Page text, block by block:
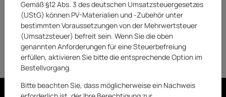
QUADRO
Gemäß §12 Abs. 3 des deutschen Umsatzsteuergesetzes
(UStG) können PV-Materialien und -Zubehör unter
bestimmten Voraussetzungen von der Mehrwertsteuer
(Umsatzsteuer) befreit sein. Wenn Sie die oben
genannten Anforderungen für eine Steuerbefreiung
erfüllen, aktivieren Sie bitte die entsprechende Option im
Bestellvorgang.
Bitte beachten Sie, dass möglicherweise ein Nachweis